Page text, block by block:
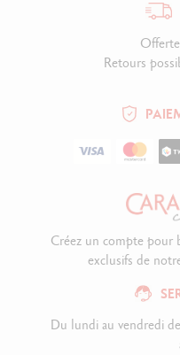
Retours
Du lundi au vendredi
Créez un compte pour
exclusifs de